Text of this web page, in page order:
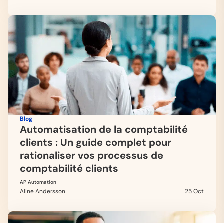
Blog
Automatisation de la comptabilité
clients : Un guide complet pour
rationaliser vos processus de
comptabilité clients
AP Automation
Aline Andersson 25 Oct